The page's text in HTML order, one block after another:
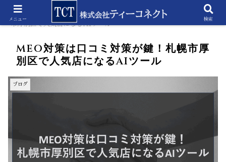
ホーム ブログ
MEO対策は口コミ対策が鍵！札幌
市厚別区で人気店になるAIツール
MEO対策は口コミ対策が鍵！札幌市厚
別区で人気店になるAIツール
ブログ
メニュー 検索